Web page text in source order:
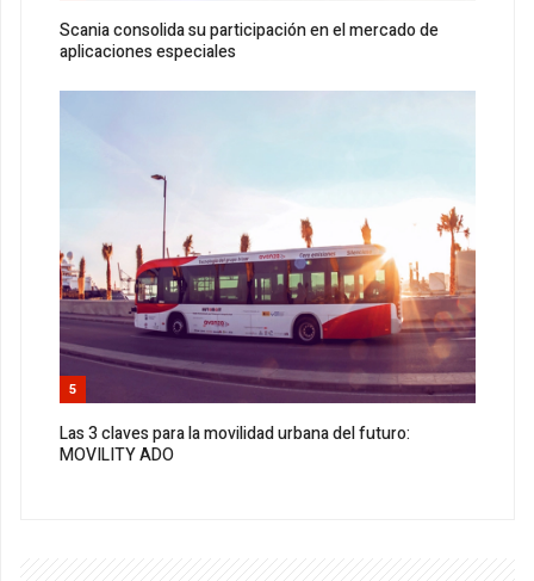
Scania consolida su participación en el mercado de
aplicaciones especiales
5
Las 3 claves para la movilidad urbana del futuro:
MOVILITY ADO